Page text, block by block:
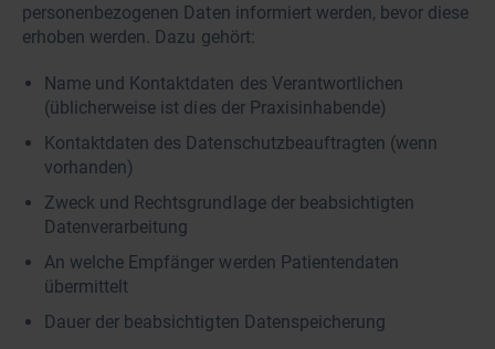
personenbezogenen Daten informiert werden, bevor diese
erhoben werden. Dazu gehört:
Name und Kontaktdaten des Verantwortlichen
(üblicherweise ist dies der Praxisinhabende)
Kontaktdaten des Datenschutzbeauftragten (wenn
vorhanden)
Zweck und Rechtsgrundlage der beabsichtigten
Datenverarbeitung
An welche Empfänger werden Patientendaten
übermittelt
Dauer der beabsichtigten Datenspeicherung